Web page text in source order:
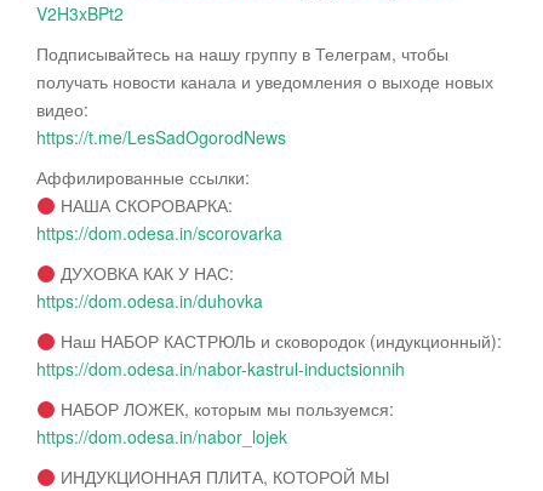
V2H3xBPt2
Подписывайтесь на нашу группу в Телеграм, чтобы
получать новости канала и уведомления о выходе новых
видео:
https://t.me/LesSadOgorodNews
Аффилированные ссылки:
НАША СКОРОВАРКА:
https://dom.odesa.in/scorovarka
ДУХОВКА КАК У НАС:
https://dom.odesa.in/duhovka
Наш НАБОР КАСТРЮЛЬ и сковородок (индукционный):
https://dom.odesa.in/nabor-kastrul-inductsionnih
НАБОР ЛОЖЕК, которым мы пользуемся:
https://dom.odesa.in/nabor_lojek
ИНДУКЦИОННАЯ ПЛИТА, КОТОРОЙ МЫ